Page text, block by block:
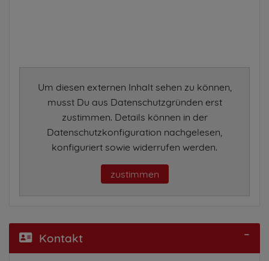
Um diesen externen Inhalt sehen zu können,
musst Du aus Datenschutzgründen erst
zustimmen. Details können in der
Datenschutzkonfiguration nachgelesen,
konfiguriert sowie widerrufen werden.
zustimmen
Kontakt